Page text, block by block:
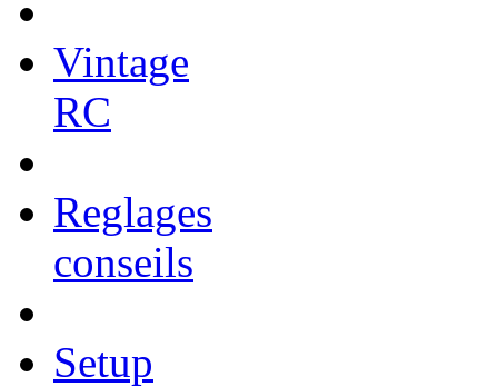
Vintage
RC
Reglages
conseils
Setup